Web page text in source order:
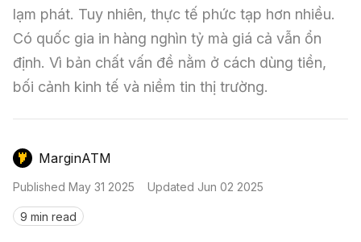
Kinh Nghiệm Đầu Tư
Sàn Giao Dịch
Công Cụ Đầu Tư
Mô Hình Biểu Đồ Giá
GameFi
Sign in
lạm phát. Tuy nhiên, thực tế phức tạp hơn nhiều.
Có quốc gia in hàng nghìn tỷ mà giá cả vẫn ổn
định. Vì bản chất vấn đề nằm ở cách dùng tiền,
bối cảnh kinh tế và niềm tin thị trường.
MarginATM
Published May 31 2025 Updated Jun 02 2025
9 min read